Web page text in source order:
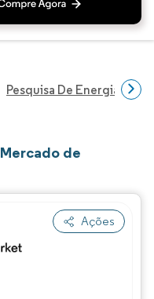
Pesquisa De Energia E
de
Ações